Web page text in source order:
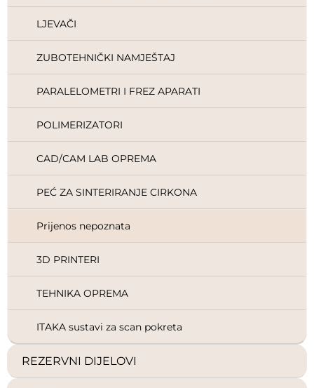
LJEVAČI
ZUBOTEHNIČKI NAMJEŠTAJ
PARALELOMETRI I FREZ APARATI
POLIMERIZATORI
CAD/CAM LAB OPREMA
PEĆ ZA SINTERIRANJE CIRKONA
Prijenos nepoznata
3D PRINTERI
TEHNIKA OPREMA
ITAKA sustavi za scan pokreta
REZERVNI DIJELOVI